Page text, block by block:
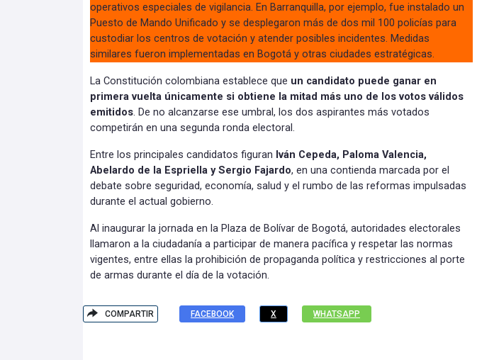
operativos especiales de vigilancia. En Barranquilla, por ejemplo, fue instalado un
Puesto de Mando Unificado y se desplegaron más de dos mil 100 policías para
custodiar los centros de votación y atender posibles incidentes. Medidas
similares fueron implementadas en Bogotá y otras ciudades estratégicas.
La Constitución colombiana establece que un candidato puede ganar en
primera vuelta únicamente si obtiene la mitad más uno de los votos válidos
emitidos. De no alcanzarse ese umbral, los dos aspirantes más votados
competirán en una segunda ronda electoral.
Entre los principales candidatos figuran Iván Cepeda, Paloma Valencia,
Abelardo de la Espriella y Sergio Fajardo, en una contienda marcada por el
debate sobre seguridad, economía, salud y el rumbo de las reformas impulsadas
durante el actual gobierno.
Al inaugurar la jornada en la Plaza de Bolívar de Bogotá, autoridades electorales
llamaron a la ciudadanía a participar de manera pacífica y respetar las normas
vigentes, entre ellas la prohibición de propaganda política y restricciones al porte
de armas durante el día de la votación.
COMPARTIR FACEBOOK X WHATSAPP